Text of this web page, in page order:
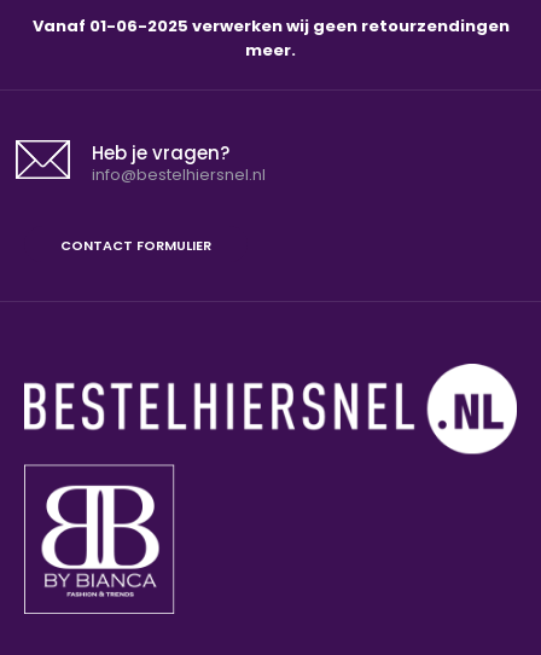
Kaffe O-neck pullover KALizza Coffee Bean SL
Vanaf 01-06-2025 verwerken wij geen retourzendingen
meer.
Heb je vragen?
info@bestelhiersnel.nl
CONTACT FORMULIER